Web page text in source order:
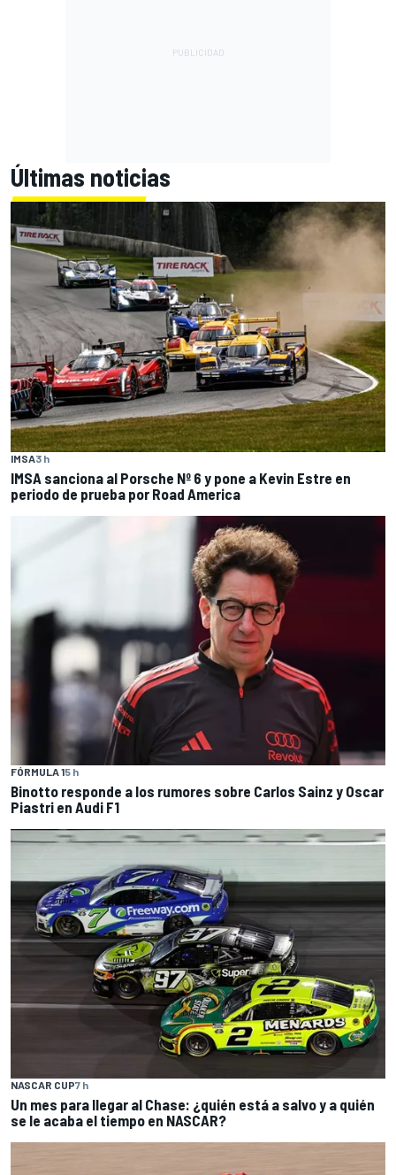
Últimas noticias
IMSA3 h
IMSA sanciona al Porsche Nº 6 y pone a Kevin Estre en
periodo de prueba por Road America
FÓRMULA 15 h
Binotto responde a los rumores sobre Carlos Sainz y Oscar
Piastri en Audi F1
NASCAR CUP7 h
Un mes para llegar al Chase: ¿quién está a salvo y a quién
se le acaba el tiempo en NASCAR?